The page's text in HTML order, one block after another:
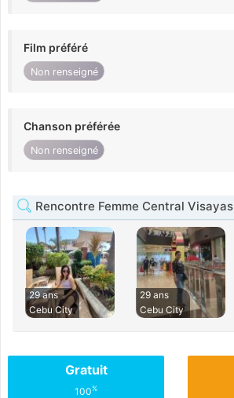
Film préféré
Non renseigné
Chanson préférée
Non renseigné
Rencontre Femme Central Visayas
29 ans
Cebu City
29 ans
Cebu City
Gratuit
100%